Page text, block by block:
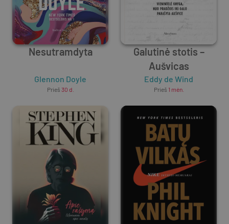
Nesutramdyta
Glennon Doyle
Prieš 30 d.
Galutinė stotis –
Aušvicas
Eddy de Wind
Prieš 1 mėn.